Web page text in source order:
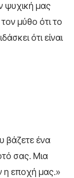
ψυχική µας
µύθο ότι το
ότι είναι
βάζετε ένα
σας. Μια
η εποχή µας.»